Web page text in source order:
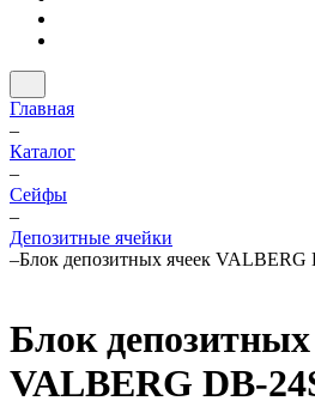
Главная
–
Каталог
–
Cейфы
–
Депозитные ячейки
–Блок депозитных ячеек VALBERG
Блок
VALBERG DB-